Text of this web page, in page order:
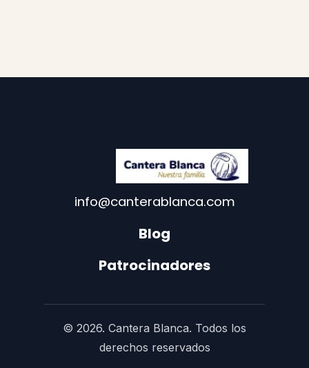
info@canterablanca.com
Blog
Patrocinadores
© 2026. Cantera Blanca. Todos los
derechos reservados